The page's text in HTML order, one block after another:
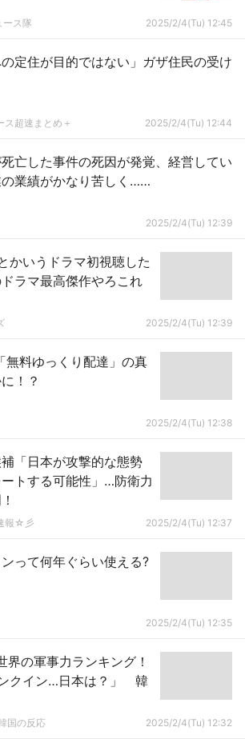
ース隊 2025/2/4(Tu) 12:45
定住が目的ではない」ガザ住民の受け
ス超速まとめ＋ 2025/2/4(Tu) 12:44
亡した事件の死因が発覚、経営してい
業績がかなり苦しく……
2025/2/4(Tu) 12:39
かいうドラマ初視聴した
ラマ最高傑作やろこれ
2025/2/4(Tu) 12:39
無料ゆっくり配達」の真
！？
2025/2/4(Tu) 12:38
「日本が攻撃的な態勢
トする可能性」…防衛力
報☆彡 2025/2/4(Tu) 12:37
って何年ぐらい使える?
2025/2/4(Tu) 12:35
の軍事力ランキング！
クイン…日本は？」 韓
国の反応 2025/2/4(Tu) 12:32